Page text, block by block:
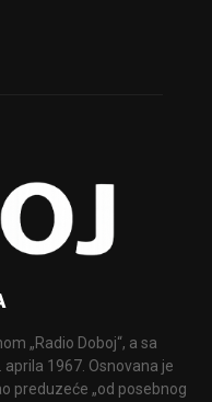
„Radio Doboj“, a sa
1967. Osnovana je
preduzeće „od posebnog